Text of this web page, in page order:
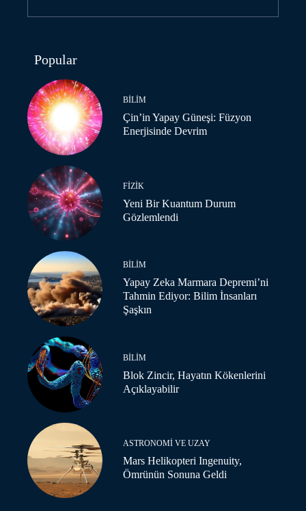
Popular
BILIM
Çin’in Yapay Güneşi: Füzyon
Enerjisinde Devrim
FIZIK
Yeni Bir Kuantum Durum
Gözlemlendi
BILIM
Yapay Zeka Marmara Depremi’ni
Tahmin Ediyor: Bilim İnsanları
Şaşkın
BILIM
Blok Zincir, Hayatın Kökenlerini
Açıklayabilir
ASTRONOMI VE UZAY
Mars Helikopteri Ingenuity,
Ömrünün Sonuna Geldi